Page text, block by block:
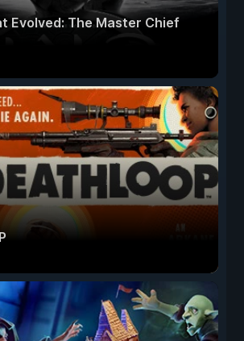
Evolved: The Master Chief